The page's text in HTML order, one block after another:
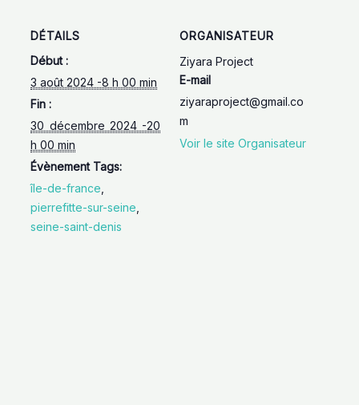
DÉTAILS
Début :
3 août 2024 -8 h 00 min
Fin :
30 décembre 2024 -20
h 00 min
Évènement Tags:
île-de-france
pierrefitte-sur-seine
seine-saint-denis
ORGANISATEUR
Ziyara Project
E-mail
ziyaraproject@gmail.co
m
Voir le site Organisateur